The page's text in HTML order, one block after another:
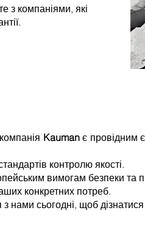
з компаніями, які
Kaumanє провідним
контролю якості.
вимогам безпеки та
конкретних потреб.
нами сьогодні, щоб